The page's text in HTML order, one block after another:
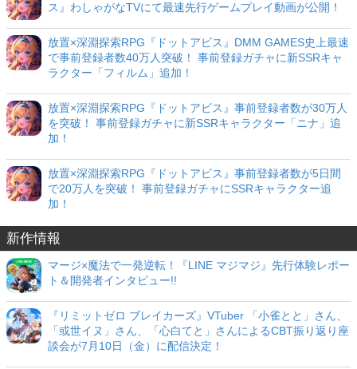
ス』わしゃがなTVにて最速先行ゲームプレイ動画が公開！
放置×深淵探索RPG『ドットアビス』DMM GAMES史上最速
で事前登録者数40万人突破！ 事前登録ガチャに新SSRキャ
ラクター「フィルム」追加！
放置×深淵探索RPG『ドットアビス』事前登録者数が30万人
を突破！ 事前登録ガチャに新SSRキャラクター「ニナ」追
加！
放置×深淵探索RPG『ドットアビス』事前登録者数が5日間
で20万人を突破！ 事前登録ガチャにSSRキャラクター追
加！
新作情報
マージ×魔法で一発逆転！『LINE マジマジ』先行体験レポー
ト＆開発者インタビュー!!
『リミットゼロ ブレイカーズ』VTuber 「小雀とと」さん、
「或世イヌ」さん、「心白てと」さんによるCBT振り返り座
談会が7月10日（金）に配信決定！